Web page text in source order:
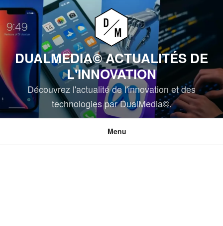
Aller
au
contenu
DUALMEDIA© ACTUALITÉS DE
L'INNOVATION
Découvrez l'actualité de l'innovation et des
technologies par DualMedia©.
Menu